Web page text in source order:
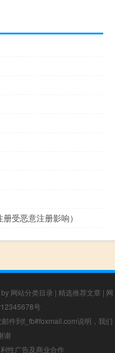
受恶意注册影响）
网站分类目录 | 精选推荐文章 | 网
号
件到f_fb#foxmail.com说明，我们
谢
性广告及商业合作